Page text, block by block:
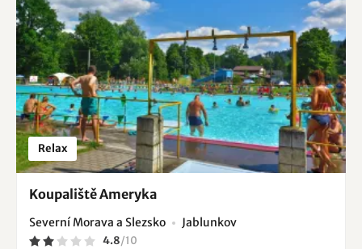
Relax
Koupaliště Ameryka
Severní Morava a Slezsko Jablunkov
4.8/10